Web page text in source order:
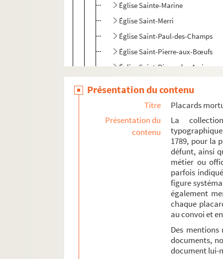
Église Sainte-Marine
Église Saint-Merri
Église Saint-Paul-des-Champs
Église Saint-Pierre-aux-Bœufs
Église Saint-Pierre-des-Arcis
arrondissement
arrondissement
7 arrondissement
arrondissement
Présentation du contenu
Titre
Placards
Présentation du
contenu
La
1789, pour la
défunt, ainsi
métier ou
parfois
figure
également
chaque
au convoi et
Des
documents,
document lui-